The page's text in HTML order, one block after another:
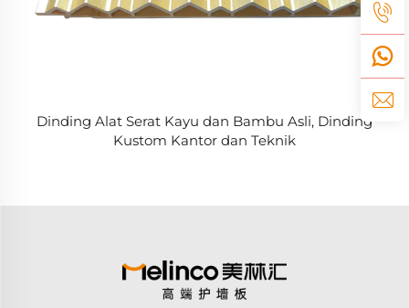
Dinding Alat Serat Kayu dan Bambu Asli, Dinding
Kustom Kantor dan Teknik